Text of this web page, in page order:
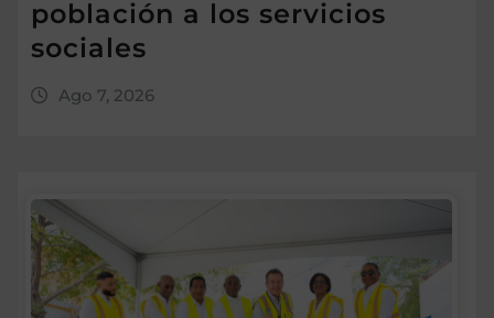
población a los servicios
sociales
Ago 7, 2026